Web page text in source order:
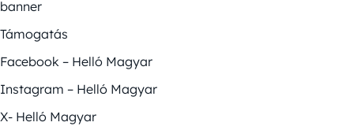
banner
Támogatás
Facebook – Helló Magyar
Instagram – Helló Magyar
X- Helló Magyar